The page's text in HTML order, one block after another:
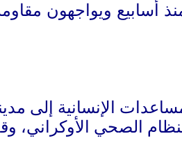
أسابيع ويواجهون
الإنسانية إلى مدينة